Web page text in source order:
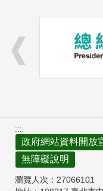
:::
政府網站資料開放
無障礙說明
瀏覽人次： 27066101